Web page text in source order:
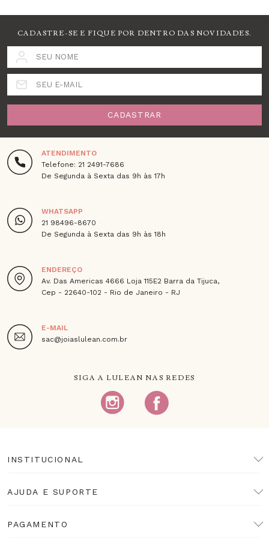
CADASTRE-SE E FIQUE POR DENTRO DAS NOVIDADES.
SEU NOME
SEU E-MAIL
CADASTRAR
ATENDIMENTO
Telefone: 21 2491-7686
De Segunda à Sexta das 9h às 17h
WHATSAPP
21 98496-8670
De Segunda à Sexta das 9h às 18h
ENDEREÇO
Av. Das Americas 4666 Loja 115E2 Barra da Tijuca,
Cep - 22640-102 - Rio de Janeiro - RJ
E-MAIL
sac@joiaslulean.com.br
SIGA A LULEAN NAS REDES
INSTITUCIONAL
AJUDA E SUPORTE
PAGAMENTO